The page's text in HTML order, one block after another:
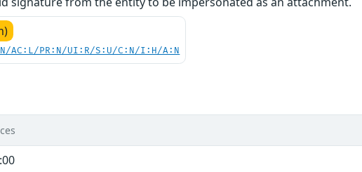
AC:L/PR:N/UI:R/S:U/C:N/I:H/A:N